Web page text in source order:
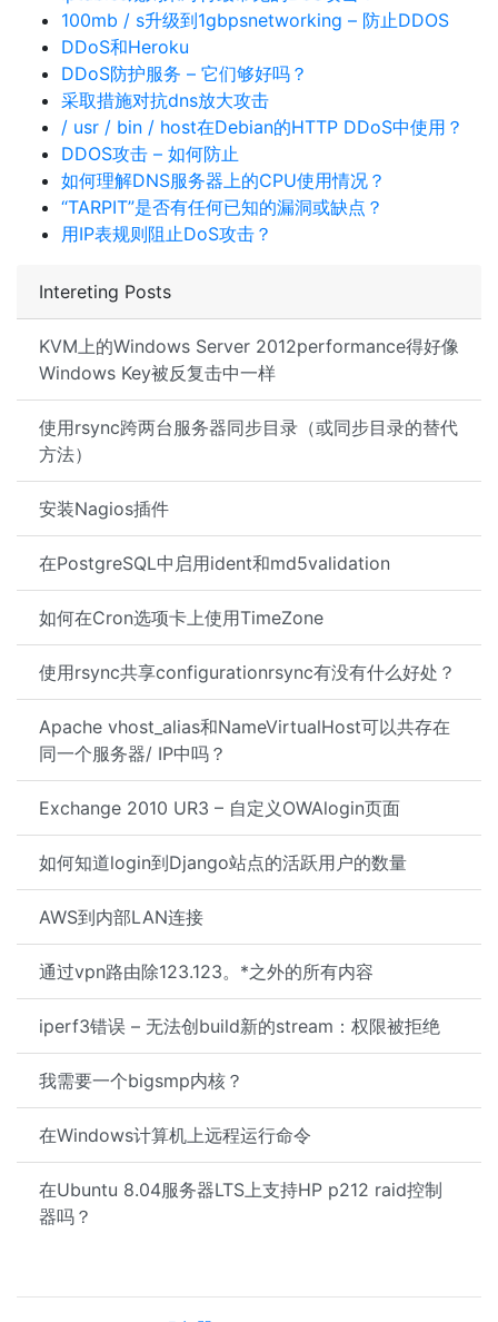
Intereting Posts
KVM上的Windows Server 2012performance得好像
Windows Key被反复击中一样
使用rsync跨两台服务器同步目录（或同步目录的替代
方法）
安装Nagios插件
在PostgreSQL中启用ident和md5validation
如何在Cron选项卡上使用TimeZone
使用rsync共享configurationrsync有没有什么好处？
Apache vhost_alias和NameVirtualHost可以共存在
同一个服务器/ IP中吗？
Exchange 2010 UR3 – 自定义OWAlogin页面
如何知道login到Django站点的活跃用户的数量
AWS到内部LAN连接
通过vpn路由除123.123。*之外的所有内容
iperf3错误 – 无法创build新的stream：权限被拒绝
我需要一个bigsmp内核？
在Windows计算机上远程运行命令
在Ubuntu 8.04服务器LTS上支持HP p212 raid控制
器吗？
100mb / s升级到1gbpsnetworking – 防止DDOS
DDoS和Heroku
DDoS防护服务 – 它们够好吗？
采取措施对抗dns放大攻击
/ usr / bin / host在Debian的HTTP DDoS中使用？
DDOS攻击 – 如何防止
如何理解DNS服务器上的CPU使用情况？
“TARPIT”是否有任何已知的漏洞或缺点？
用IP表规则阻止DoS攻击？